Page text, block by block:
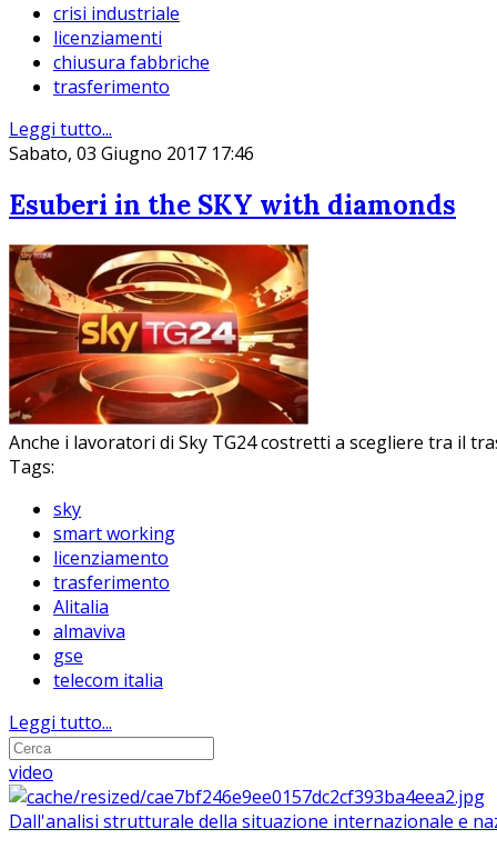
crisi industriale
licenziamenti
chiusura fabbriche
trasferimento
Leggi tutto...
Sabato, 03 Giugno 2017 17:46
Esuberi in the SKY with diamonds
Anche i lavoratori di Sky TG24 costretti a scegliere tra il
Tags:
sky
smart working
licenziamento
trasferimento
Alitalia
almaviva
gse
telecom italia
Leggi tutto...
video
Dall'analisi strutturale della situazione internazionale e